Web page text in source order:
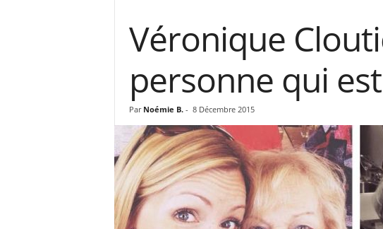
Véronique
personne qui
Par Noémie B. - 8 Décembre 2015